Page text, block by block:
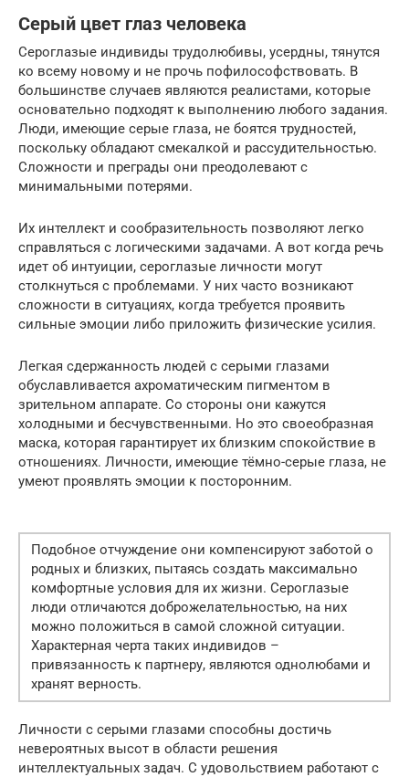
Серый цвет глаз человека
Сероглазые индивиды трудолюбивы, усердны, тянутся
ко всему новому и не прочь пофилософствовать. В
большинстве случаев являются реалистами, которые
основательно подходят к выполнению любого задания.
Люди, имеющие серые глаза, не боятся трудностей,
поскольку обладают смекалкой и рассудительностью.
Сложности и преграды они преодолевают с
минимальными потерями.
Их интеллект и сообразительность позволяют легко
справляться с логическими задачами. А вот когда речь
идет об интуиции, сероглазые личности могут
столкнуться с проблемами. У них часто возникают
сложности в ситуациях, когда требуется проявить
сильные эмоции либо приложить физические усилия.
Легкая сдержанность людей с серыми глазами
обуславливается ахроматическим пигментом в
зрительном аппарате. Со стороны они кажутся
холодными и бесчувственными. Но это своеобразная
маска, которая гарантирует их близким спокойствие в
отношениях. Личности, имеющие тёмно-серые глаза, не
умеют проявлять эмоции к посторонним.
Подобное отчуждение они компенсируют заботой о
родных и близких, пытаясь создать максимально
комфортные условия для их жизни. Сероглазые
люди отличаются доброжелательностью, на них
можно положиться в самой сложной ситуации.
Характерная черта таких индивидов –
привязанность к партнеру, являются однолюбами и
хранят верность.
Личности с серыми глазами способны достичь
невероятных высот в области решения
интеллектуальных задач. С удовольствием работают с